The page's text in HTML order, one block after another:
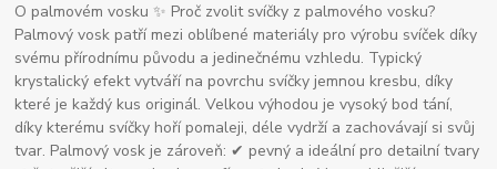
O palmovém vosku ✨ Proč zvolit svíčky z palmového vosku?
Palmový vosk patří mezi oblíbené materiály pro výrobu svíček díky
svému přírodnímu původu a jedinečnému vzhledu. Typický
krystalický efekt vytváří na povrchu svíčky jemnou kresbu, díky
které je každý kus originál. Velkou výhodou je vysoký bod tání,
díky kterému svíčky hoří pomaleji, déle vydrží a zachovávají si svůj
tvar. Palmový vosk je zároveň: ✔ pevný a ideální pro detailní tvary